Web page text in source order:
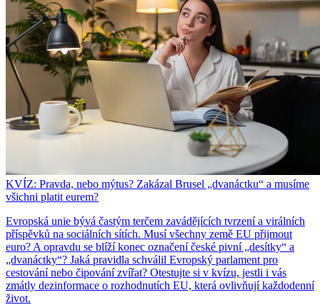
KVÍZ: Pravda, nebo mýtus? Zakázal Brusel „dvanáctku“ a musíme
všichni platit eurem?
Evropská unie bývá častým terčem zavádějících tvrzení a virálních
příspěvků na sociálních sítích. Musí všechny země EU přijmout
euro? A opravdu se blíží konec označení české pivní „desítky“ a
„dvanáctky“? Jaká pravidla schválil Evropský parlament pro
cestování nebo čipování zvířat? Otestujte si v kvízu, jestli i vás
zmátly dezinformace o rozhodnutích EU, která ovlivňují každodenní
život.